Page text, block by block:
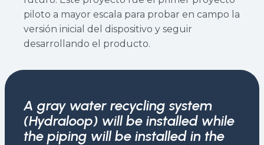
piloto a mayor escala para probar en campo la
versión inicial del dispositivo y seguir
desarrollando el producto.
A gray water recycling system
(Hydraloop) will be installed while
the piping will be installed in the